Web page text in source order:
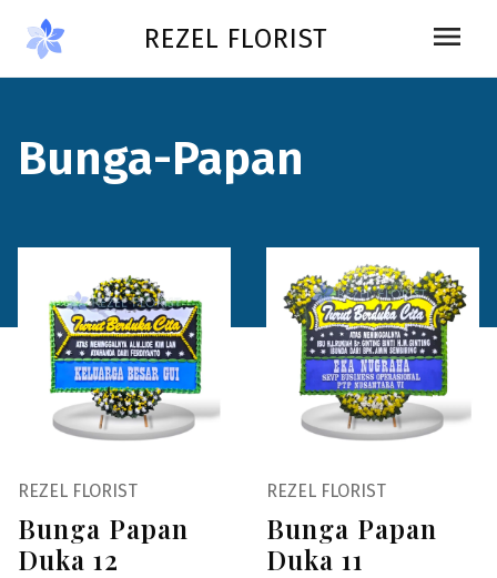
REZEL FLORIST menu
Bunga-Papan
REZEL FLORIST
Bunga Papan
Duka 12
REZEL FLORIST
Bunga Papan
Duka 11